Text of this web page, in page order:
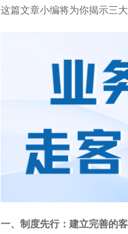
这篇文章小编将为你揭示三
一、制度先行：建立完善的